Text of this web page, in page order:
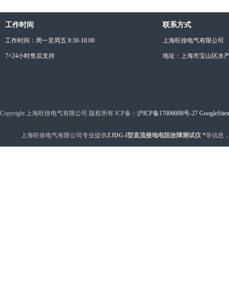
工作时间
工作时间：周一至周五 8:30-18:00
7×24小时售后支持
联系方式
上海旺徐电气有限公司
地址：上海市宝山区水
Copyright 上海旺徐电气有限公司 版权所有 ICP备： 沪ICP备17006008号-27
上海旺徐电气有限公司专业提供ZJDG-Ⅰ型直流接地电阻故障测试仪 *等信息